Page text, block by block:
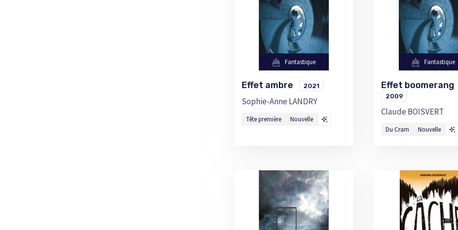
Fantastique
Effet ambre 2021
Sophie-Anne LANDRY
Tête première Nouvelle
Fantastique
Effet boomerang
2009
Claude BOISVERT
Du Cram Nouvelle